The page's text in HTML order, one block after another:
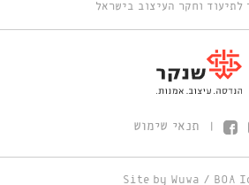
לתיעוד וחקר העיצוב בישראל
תנאי שימוש
Site by Wuwa / BOA